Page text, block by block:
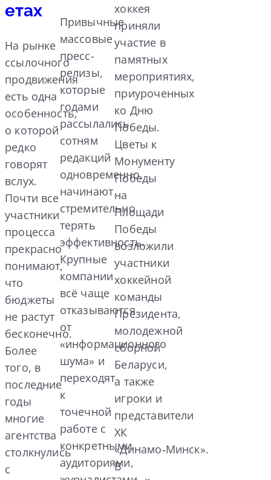
етах
На рынке
ссылочного
продвижения
есть одна
особенность,
о которой
редко
говорят
вслух.
Почти все
участники
процесса
прекрасно
понимают,
что
бюджеты
не растут
бесконечно.
Более
того, в
последние
годы
многие
агентства
столкнулись
с
Привычные
массовые
пресс-
релизы,
которые
годами
рассылались
сотням
редакций
одновременно,
начинают
стремительно
терять
эффективность.
Крупные
компании
всё чаще
отказываются
от
«информационного
шума» и
переходят
к
точечной
работе с
конкретными
аудиториями,
хоккея
приняли
участие в
памятных
мероприятиях,
приуроченных
ко Дню
Победы.
Цветы к
Монументу
Победы
на
Площади
Победы
возложили
участники
хоккейной
команды
Президента,
молодежной
сборной
Беларуси,
а также
игроки и
представители
ХК
«Динамо‑Минск».
В